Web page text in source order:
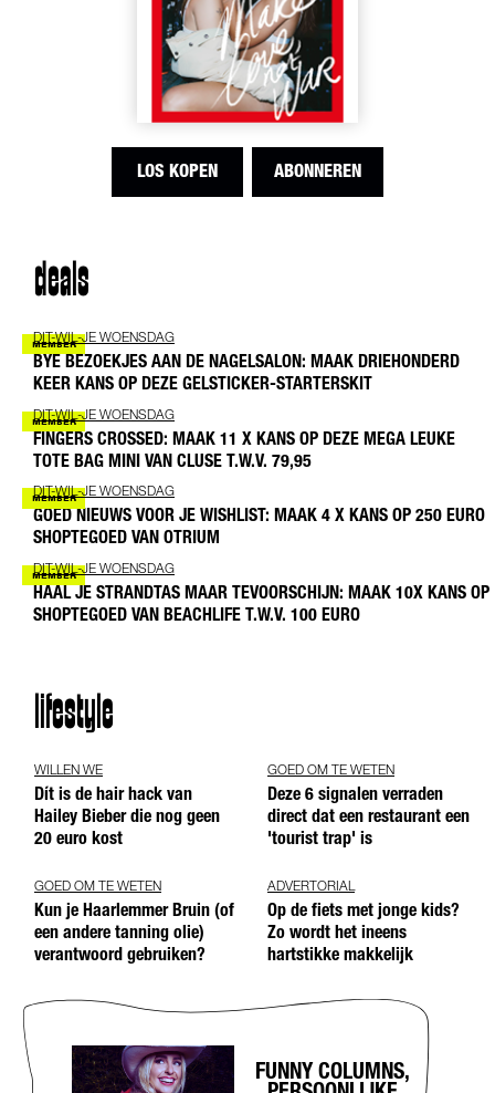
LOS KOPEN ABONNEREN
deals
DIT-WIL-JE WOENSDAG
BYE BEZOEKJES AAN DE NAGELSALON: MAAK DRIEHONDERD
KEER KANS OP DEZE GELSTICKER-STARTERSKIT
DIT-WIL-JE WOENSDAG
FINGERS CROSSED: MAAK 11 X KANS OP DEZE MEGA LEUKE
TOTE BAG MINI VAN CLUSE T.W.V. 79,95
DIT-WIL-JE WOENSDAG
GOED NIEUWS VOOR JE WISHLIST: MAAK 4 X KANS OP 250 EURO
SHOPTEGOED VAN OTRIUM
DIT-WIL-JE WOENSDAG
HAAL JE STRANDTAS MAAR TEVOORSCHIJN: MAAK 10X KANS OP
SHOPTEGOED VAN BEACHLIFE T.W.V. 100 EURO
lifestyle
WILLEN WE
Dít is de hair hack van
Hailey Bieber die nog geen
20 euro kost
GOED OM TE WETEN
Deze 6 signalen verraden
direct dat een restaurant een
'tourist trap' is
GOED OM TE WETEN
Kun je Haarlemmer Bruin (of
een andere tanning olie)
verantwoord gebruiken?
ADVERTORIAL
Op de fiets met jonge kids?
Zo wordt het ineens
hartstikke makkelijk
FUNNY COLUMNS,